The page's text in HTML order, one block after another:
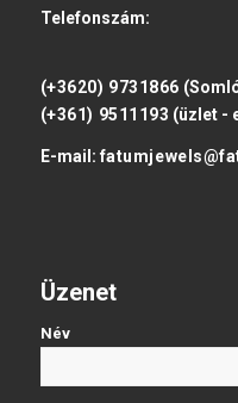
Telefonszám:
(+3620) 9731866
(+361) 9511193 (üzlet -
E-mail:
Üzenet
Név